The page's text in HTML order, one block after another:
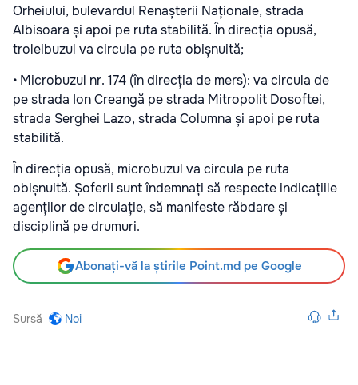
Orheiului, bulevardul Renașterii Naționale, strada
Albisoara și apoi pe ruta stabilită. În direcția opusă,
troleibuzul va circula pe ruta obișnuită;
• Microbuzul nr. 174 (în direcția de mers): va circula de
pe strada Ion Creangă pe strada Mitropolit Dosoftei,
strada Serghei Lazo, strada Columna și apoi pe ruta
stabilită.
În direcția opusă, microbuzul va circula pe ruta
obișnuită. Șoferii sunt îndemnați să respecte indicațiile
agenților de circulație, să manifeste răbdare și
disciplină pe drumuri.
Abonați-vă la știrile Point.md pe Google
Sursă Noi